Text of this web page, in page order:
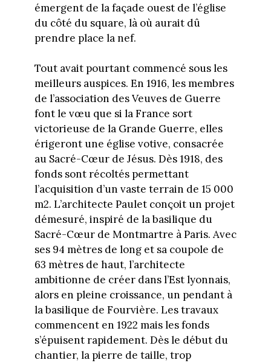
émergent de la façade ouest de l’église
du côté du square, là où aurait dû
prendre place la nef.
Tout avait pourtant commencé sous les
meilleurs auspices. En 1916, les membres
de l’association des Veuves de Guerre
font le vœu que si la France sort
victorieuse de la Grande Guerre, elles
érigeront une église votive, consacrée
au Sacré-Cœur de Jésus. Dès 1918, des
fonds sont récoltés permettant
l’acquisition d’un vaste terrain de 15 000
m2. L’architecte Paulet conçoit un projet
démesuré, inspiré de la basilique du
Sacré-Cœur de Montmartre à Paris. Avec
ses 94 mètres de long et sa coupole de
63 mètres de haut, l’architecte
ambitionne de créer dans l’Est lyonnais,
alors en pleine croissance, un pendant à
la basilique de Fourvière. Les travaux
commencent en 1922 mais les fonds
s’épuisent rapidement. Dès le début du
chantier, la pierre de taille, trop